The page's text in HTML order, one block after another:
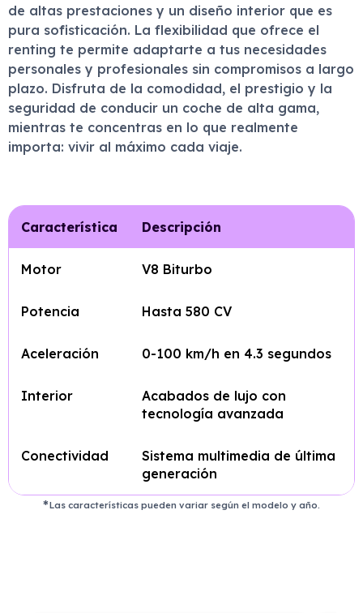
de altas prestaciones y un diseño interior que es
pura sofisticación. La flexibilidad que ofrece el
renting te permite adaptarte a tus necesidades
personales y profesionales sin compromisos a largo
plazo. Disfruta de la comodidad, el prestigio y la
seguridad de conducir un coche de alta gama,
mientras te concentras en lo que realmente
importa: vivir al máximo cada viaje.
Característica Descripción
Motor V8 Biturbo
Potencia Hasta 580 CV
Aceleración 0-100 km/h en 4.3 segundos
Interior
Acabados de lujo con
tecnología avanzada
Conectividad
Sistema multimedia de última
generación
Las características pueden variar según el modelo y año.